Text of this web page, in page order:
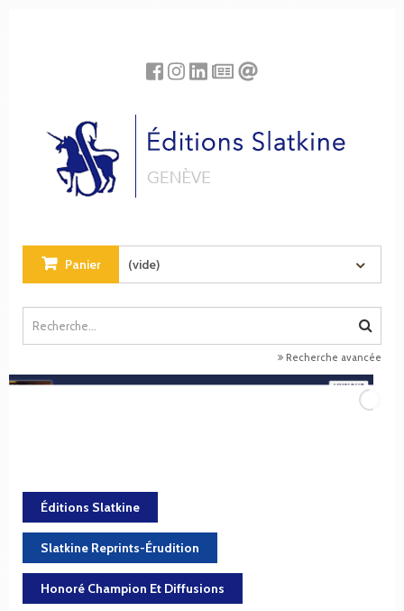
Panier (vide)
Recherche avancée
Éditions Slatkine
Slatkine Reprints-Érudition
Honoré Champion Et Diffusions